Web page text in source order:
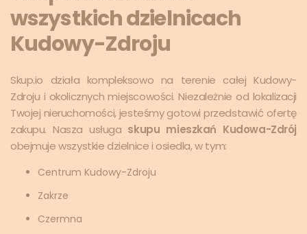
wszystkich dzielnicach
Kudowy-Zdroju
Skup.io działa kompleksowo na terenie całej Kudowy-
Zdroju i okolicznych miejscowości. Niezależnie od lokalizacji
Twojej nieruchomości, jesteśmy gotowi przedstawić ofertę
zakupu. Nasza usługa skupu mieszkań Kudowa-Zdrój
obejmuje wszystkie dzielnice i osiedla, w tym:
Centrum Kudowy-Zdroju
Zakrze
Czermna